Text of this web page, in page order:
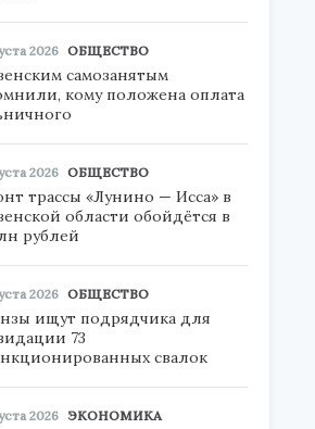
2026 ОБЩЕСТВО
самозанятым
кому положена оплата
2026 ОБЩЕСТВО
трассы «Лунино — Исса» в
области обойдётся в
рублей
2026 ОБЩЕСТВО
ищут подрядчика для
73
свалок
2026 ЭКОНОМИКА